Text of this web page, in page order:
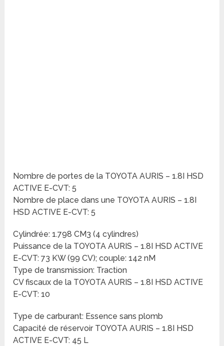
Nombre de portes de la TOYOTA AURIS – 1.8I HSD
ACTIVE E-CVT: 5
Nombre de place dans une TOYOTA AURIS – 1.8I
HSD ACTIVE E-CVT: 5
Cylindrée: 1.798 CM3 (4 cylindres)
Puissance de la TOYOTA AURIS – 1.8I HSD ACTIVE
E-CVT: 73 KW (99 CV); couple: 142 nM
Type de transmission: Traction
CV fiscaux de la TOYOTA AURIS – 1.8I HSD ACTIVE
E-CVT: 10
Type de carburant: Essence sans plomb
Capacité de réservoir TOYOTA AURIS – 1.8I HSD
ACTIVE E-CVT: 45 L